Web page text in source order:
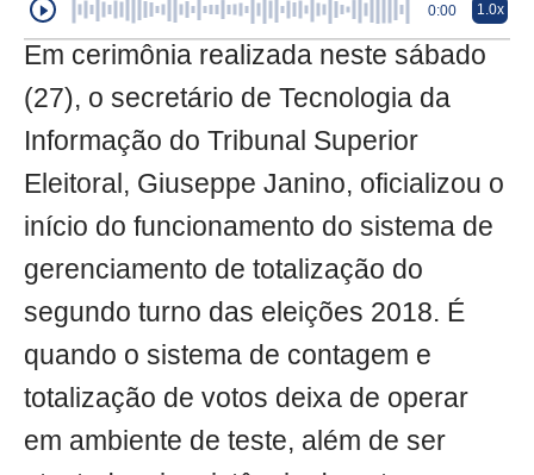
0:00 1.0x
Em cerimônia realizada neste sábado
(27), o secretário de Tecnologia da
Informação do Tribunal Superior
Eleitoral, Giuseppe Janino, oficializou o
início do funcionamento do sistema de
gerenciamento de totalização do
segundo turno das eleições 2018. É
quando o sistema de contagem e
totalização de votos deixa de operar
em ambiente de teste, além de ser